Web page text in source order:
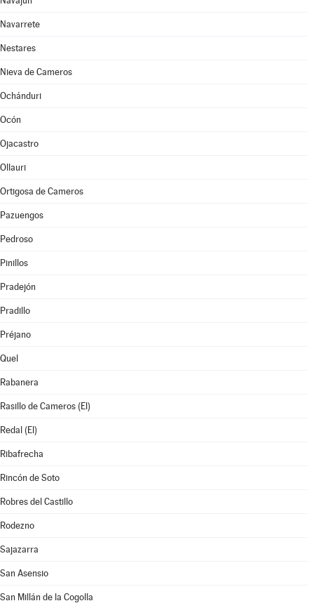
Navarrete
Nestares
Nieva de Cameros
Ochánduri
Ocón
Ojacastro
Ollauri
Ortigosa de Cameros
Pazuengos
Pedroso
Pinillos
Pradejón
Pradillo
Préjano
Quel
Rabanera
Rasillo de Cameros (El)
Redal (El)
Ribafrecha
Rincón de Soto
Robres del Castillo
Rodezno
Sajazarra
San Asensio
San Millán de la Cogolla